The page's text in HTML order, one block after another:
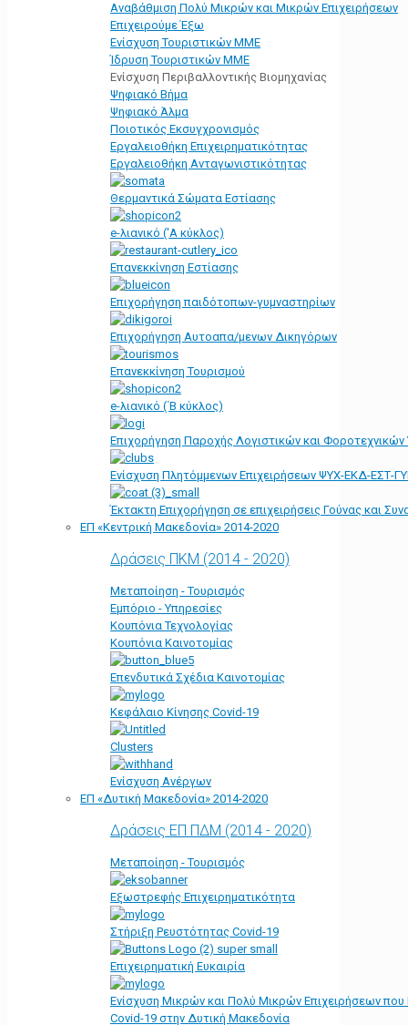
Αναβάθμιση Πολύ Μικρών και Μικρών Επιχειρήσεων
Επιχειρούμε Έξω
Ενίσχυση Τουριστικών ΜΜΕ
Ίδρυση Τουριστικών ΜΜΕ
Ενίσχυση Περιβαλλοντικής Βιομηχανίας
Ψηφιακό Βήμα
Ψηφιακό Άλμα
Ποιοτικός Εκσυγχρονισμός
Εργαλειοθήκη Eπιχειρηματικότητας
Εργαλειοθήκη Ανταγωνιστικότητας
Θερμαντικά Σώματα Εστίασης
e-λιανικό ('Α κύκλος)
Επανεκκίνηση Εστίασης
Επιχορήγηση παιδότοπων-γυμναστηρίων
Επιχορήγηση Αυτοαπα/μενων Δικηγόρων
Επανεκκίνηση Τουρισμού
e-λιανικό (΄Β κύκλος)
Επιχορήγηση Παροχής Λογιστικών και
Ενίσχυση Πλητόμμενων Επιχειρήσεων ΨΥΧ-ΕΚΔ-ΕΣΤ-
Έκτακτη Επιχορήγηση σε επιχειρήσεις Γούνας και
ΕΠ «Kεντρική Μακεδονία» 2014-2020
Δράσεις ΠΚΜ (2014 - 2020)
Μεταποίηση - Τουρισμός
Εμπόριο - Υπηρεσίες
Κουπόνια Τεχνολογίας
Κουπόνια Καινοτομίας
Επενδυτικά Σχέδια Καινοτομίας
Κεφάλαιο Κίνησης Covid-19
Clusters
Ενίσχυση Ανέργων
ΕΠ «Δυτική Μακεδονία» 2014-2020
Δράσεις ΕΠ ΠΔΜ (2014 - 2020)
Μεταποίηση - Τουρισμός
Εξωστρεφής Επιχειρηματικότητα
Στήριξη Ρευστότητας Covid-19
Επιχειρηματική Ευκαιρία
Ενίσχυση Μικρών και Πολύ Μικρών Επιχειρήσεων
Covid-19 στην Δυτική Μακεδονία